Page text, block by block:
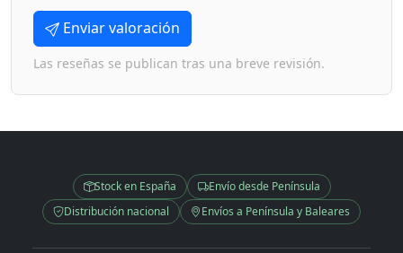
Enviar valoración
Las reseñas se publican tras una breve revisión.
Stock en España
Envío desde Península
Distribución nacional
Envíos a Península y Baleares